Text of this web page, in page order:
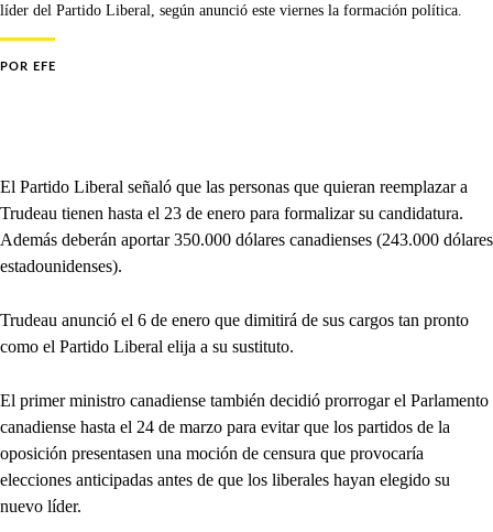
líder del Partido Liberal, según anunció este viernes la formación política.
POR EFE
El Partido Liberal señaló que las personas que quieran reemplazar a
Trudeau tienen hasta el 23 de enero para formalizar su candidatura.
Además deberán aportar 350.000 dólares canadienses (243.000 dólares
estadounidenses).
Trudeau anunció el 6 de enero que dimitirá de sus cargos tan pronto
como el Partido Liberal elija a su sustituto.
El primer ministro canadiense también decidió prorrogar el Parlamento
canadiense hasta el 24 de marzo para evitar que los partidos de la
oposición presentasen una moción de censura que provocaría
elecciones anticipadas antes de que los liberales hayan elegido su
nuevo líder.